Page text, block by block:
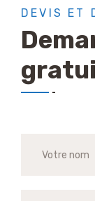
DEVIS ET